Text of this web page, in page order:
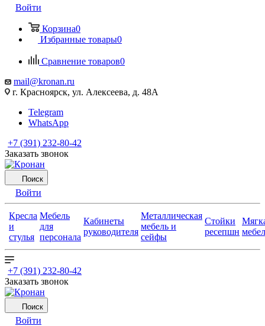
Войти
Корзина0
Избранные товары0
Сравнение товаров0
mail@kronan.ru
г. Красноярск, ул. Алексеева, д. 48А
Telegram
WhatsApp
+7 (391) 232-80-42
Заказать звонок
Поиск
Войти
Кресла
и
стулья
Мебель
для
персонала
Кабинеты
руководителя
Металлическая
мебель и
сейфы
Стойки
ресепшн
+7 (391) 232-80-42
Заказать звонок
Поиск
Войти